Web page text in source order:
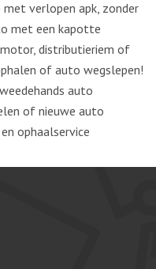
verlopen apk, zonder
met een kapotte
distributieriem of
of auto wegslepen!
auto
of nieuwe auto
ophaalservice